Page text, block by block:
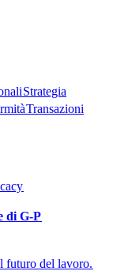
Strategia
Transazioni
di G-P​​
futuro del lavoro.​​